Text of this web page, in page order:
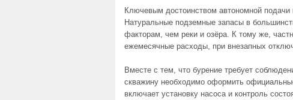
Ключевым достоинством автономной подачи
Натуральные подземные запасы в
факторам, чем реки и озёра. К тому же,
ежемесячные расходы, при внезапных
Вместе с тем, что бурение требует
скважину необходимо оформить
включает установку насоса и контроль